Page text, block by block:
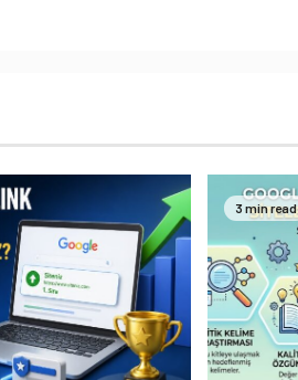
3 min read